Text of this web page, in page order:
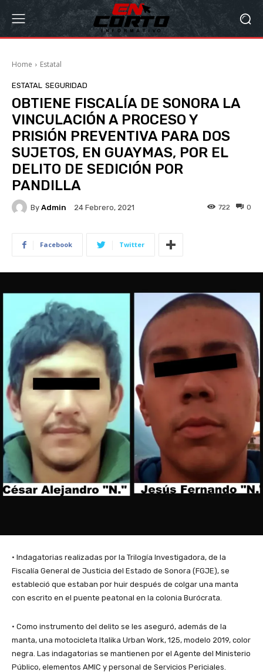
Home Estatal
ESTATAL SEGURIDAD
OBTIENE FISCALÍA DE SONORA LA
VINCULACIÓN A PROCESO Y
PRISIÓN PREVENTIVA PARA DOS
SUJETOS, EN GUAYMAS, POR EL
DELITO DE SEDICIÓN POR
PANDILLA
By Admin 24 Febrero, 2021 0
722
Facebook Twitter
• Indagatorias realizadas por la Trilogía Investigadora, de la
Fiscalía General de Justicia del Estado de Sonora (FGJE), se
estableció que estaban por huir después de colgar una manta
con escrito en el puente peatonal en la colonia Burócrata.
• Como instrumento del delito se les aseguró, además de la
manta, una motocicleta Italika Urban Work, 125, modelo 2019, color
negra. Las indagatorias se mantienen por el Agente del Ministerio
Público, elementos AMIC y personal de Servicios Periciales.